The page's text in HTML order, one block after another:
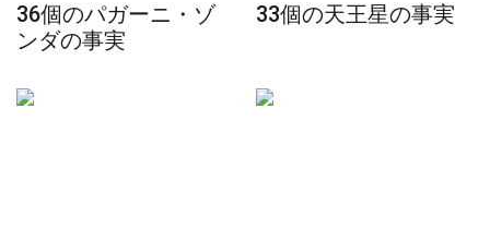
36個のパガーニ・ゾ
ンダの事実
33個の天王星の事実